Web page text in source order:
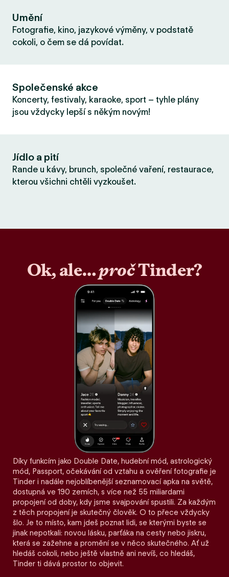
Umění
Fotografie, kino, jazykové výměny, v podstatě
cokoli, o čem se dá povídat.
Společenské akce
Koncerty, festivaly, karaoke, sport – tyhle plány
jsou vždycky lepší s někým novým!
Jídlo a pití
Rande u kávy, brunch, společné vaření, restaurace,
kterou všichni chtěli vyzkoušet.
Ok, ale…pročTinder?
Díky funkcím jako Double Date, hudební mód, astrologický
mód, Passport, očekávání od vztahu a ověření fotografie je
Tinder i nadále nejoblíbenější seznamovací apka na světě,
dostupná ve 190 zemích, s více než 55 miliardami
propojení od doby, kdy jsme svajpování spustili. Za každým
z těch propojení je skutečný člověk. O to přece vždycky
šlo. Je to místo, kam jdeš poznat lidi, se kterými byste se
jinak nepotkali: novou lásku, parťáka na cesty nebo jiskru,
která se zažehne a promění se v něco skutečného. Ať už
hledáš cokoli, nebo ještě vlastně ani nevíš, co hledáš,
Tinder ti dává prostor to objevit.